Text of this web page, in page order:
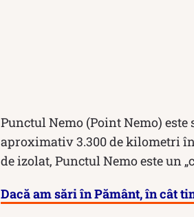
Punctul Nemo (Point Nemo) este
aproximativ 3.300 de kilometri
de izolat, Punctul Nemo este un
Dacă am sări în Pământ, în cât